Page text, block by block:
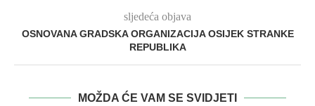
sljedeća objava
OSNOVANA GRADSKA ORGANIZACIJA OSIJEK STRANKE
REPUBLIKA
MOŽDA ĆE VAM SE SVIDJETI